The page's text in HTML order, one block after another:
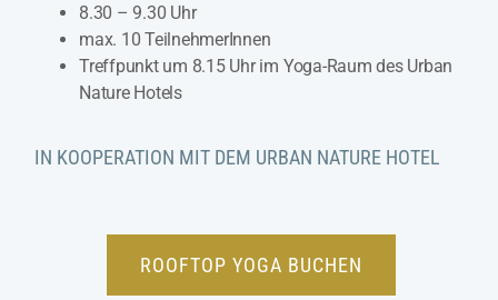
8.30 – 9.30 Uhr
max. 10 TeilnehmerInnen
Treffpunkt um 8.15 Uhr im Yoga-Raum des Urban
Nature Hotels
IN KOOPERATION MIT DEM URBAN NATURE HOTEL
ROOFTOP YOGA BUCHEN